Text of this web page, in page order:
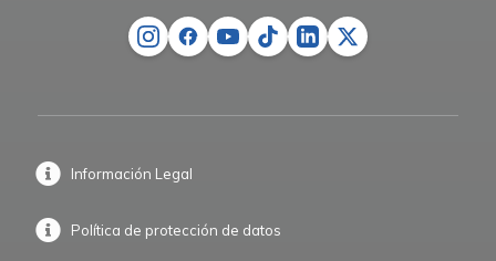
Información Legal
Política de protección de datos